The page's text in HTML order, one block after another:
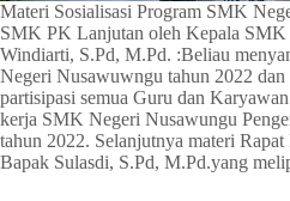
Materi Sosialisasi Program SMK
SMK PK Lanjutan oleh Kepala
Windiarti, S.Pd, M.Pd. :Beliau
Negeri Nusawuwngu tahun 2022
partisipasi semua Guru dan
kerja SMK Negeri Nusawungu
tahun 2022. Selanjutnya materi
Bapak Sulasdi, S.Pd, M.Pd.yang